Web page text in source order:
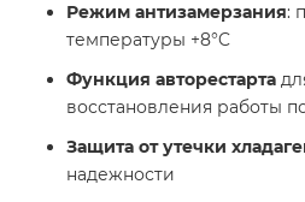
Режим антизамерзания:
температуры +8°C
Функция авторестарта
восстановления работы
Защита от утечки
надежности